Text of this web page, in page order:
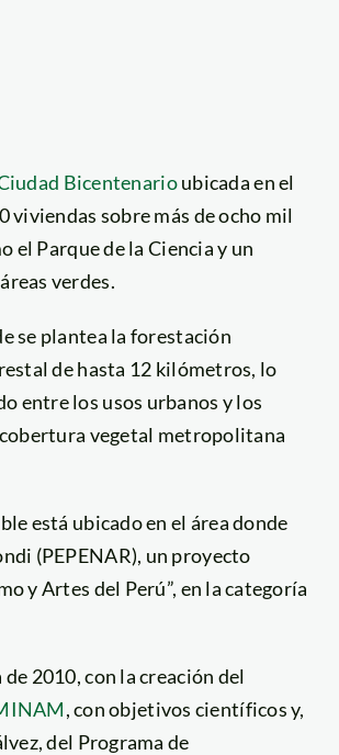
Bicentenarioubicada en el
sobre más de ocho mil
el Parque de la Ciencia y un
verdes.
se plantea la forestación
de hasta 12 kilómetros, lo
entre los usos urbanos y los
vegetal metropolitana
está ubicado en el área donde
(PEPENAR), un proyecto
y Artes del Perú”, en la categoría
2010, con la creación del
, con objetivos científicos y,
del Programa de